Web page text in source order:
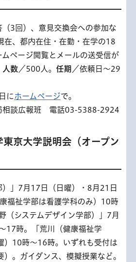
（3回）、意見交換会への参加な
在、都内在住・在勤・在学の18
ページ閲覧とメールの送受信が
人数 ／500人。 任期 ／依頼日～29
に ホームページで。
談広報班 電話03-5388-2924
京大学説明会（オープン
）」7月17日（日曜）・8月21日
福祉学部は看護学科のみ）10時
（システムデザイン学部）」7月
17時。「荒川（健康福祉学
）10時～16時。いずれも受付は
。ガイダンス、模擬授業など。